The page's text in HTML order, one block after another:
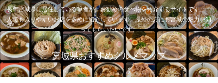
長年宮城県に居住している筆者が、お勧めの食べ物を紹介するサイトです。一
人でも入りやすいお店を多めに紹介しています。県外の方にも宮城の魅力を知
ってもらいたいです。
宮城県おすすめグルメマップ